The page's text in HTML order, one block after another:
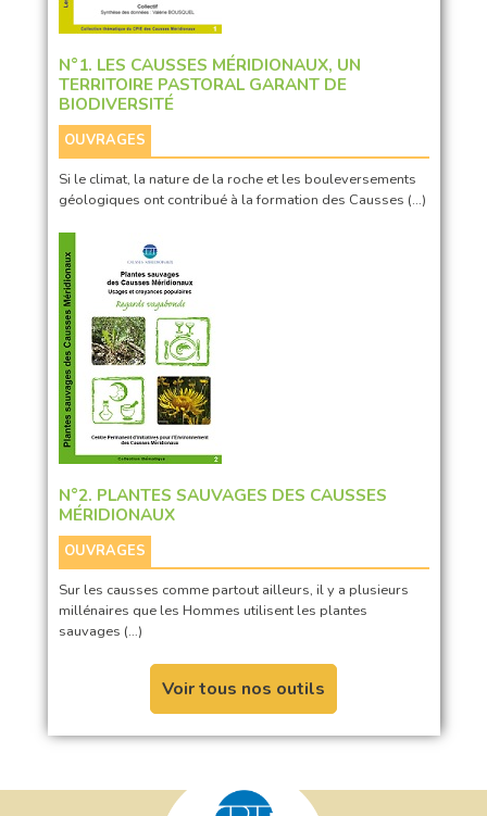
N°1. LES CAUSSES MÉRIDIONAUX, UN
TERRITOIRE PASTORAL GARANT DE
BIODIVERSITÉ
OUVRAGES
Si le climat, la nature de la roche et les bouleversements
géologiques ont contribué à la formation des Causses (…)
N°2. PLANTES SAUVAGES DES CAUSSES
MÉRIDIONAUX
OUVRAGES
Sur les causses comme partout ailleurs, il y a plusieurs
millénaires que les Hommes utilisent les plantes
sauvages (…)
Voir tous nos outils